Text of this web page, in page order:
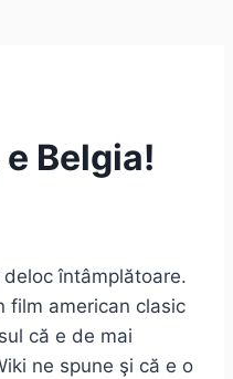
Belgia!
întâmplătoare.
film american clasic
că e de mai
ne spune şi că e o